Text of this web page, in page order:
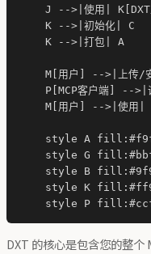
J -->|使用| K[DXT
    K -->|初始化| C
    K -->|打包| A
M[用户] -->|上传/
P[MCP客户端] -->|
M[用户] -->|使用|
style A
style G
style B
style K
DXT 的核心是包含您的整个